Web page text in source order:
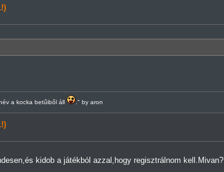
a kocka betűiből áll ." by aron
kidob a játékból azzal,hogy regisztrálnom kell.Mivan?